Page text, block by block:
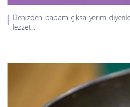
Denizden babam çıksa yerim
lezzet...